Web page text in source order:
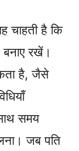
चाहती है कि
रखें।
है, जैसे
समय
जब पति